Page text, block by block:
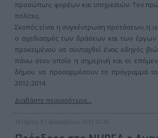
προσώπων, φορέων και υπηρεσιών. Τον
πολίτες.
Σκοπός είναι η συγκέντρωση προτάσεων, η
ο σχεδιασμός των δράσεων και των έργων
προκειμένου να συνταχθεί ένας οδηγός
πάνω στον οποίο η σημερινή και οι
δήμου να προσαρμόσουν το πρόγραμμά
2012-2014.
Διαβάστε περισσότερα...
Τετάρτη, 07 Δεκεμβρίου 2011 22:43